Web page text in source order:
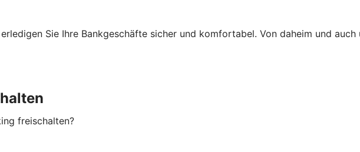
Sie Ihre Bankgeschäfte sicher und komfortabel. Von daheim und auch
freischalten?